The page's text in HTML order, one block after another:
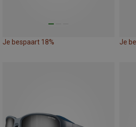
Je bespaart 18% Je